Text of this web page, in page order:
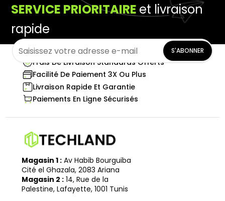
SERVICE PRIORITAIRE et livraison
rapide
S'ABONNER
Frais De Livraison Standards Offerts
Facilité De Paiement 3X Ou Plus
Livraison Rapide Et Garantie
Paiements En Ligne Sécurisés
Magasin 1 : Av Habib Bourguiba
Cité el Ghazala, 2083 Ariana
Magasin 2 : 14, Rue de la
Palestine, Lafayette, 1001 Tunis